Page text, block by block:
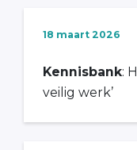
18 maart 2026
Kennisbank:
veilig werk’